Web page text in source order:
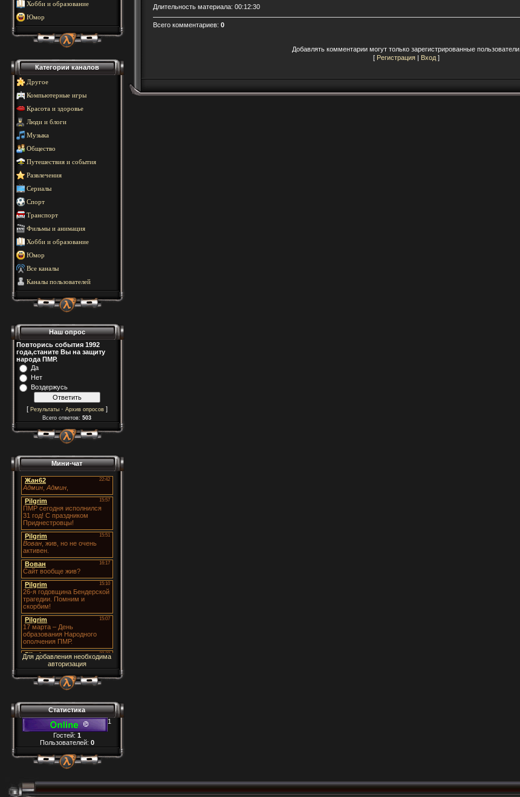
Хобби и образование
Юмор
Категории каналов
Другое
Компьютерные игры
Красота и здоровье
Люди и блоги
Музыка
Общество
Путешествия и события
Развлечения
Сериалы
Спорт
Транспорт
Фильмы и анимация
Хобби и образование
Юмор
Все каналы
Каналы пользователей
Наш опрос
Повторись события 1992
года,станите Вы на защиту
народа ПМР.
Да
Нет
Воздержусь
[ Результаты· Архив опросов]
Всего ответов: 503
Мини-чат
Для добавления необходима
авторизация
Статистика
1
Гостей: 1
Пользователей: 0
Длительность материала: 00:12:30
Всего комментариев: 0
Добавлять комментарии могут только зарегистрированные пользователи.
[ Регистрация | Вход ]